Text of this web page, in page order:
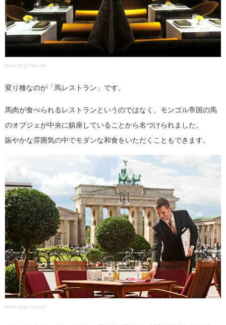
photo by jp.lhw.com
変り種なのが「馬レストラン」です。
馬肉が食べられるレストランというのではなく、モンゴル帝国の馬
のオブジェが中央に鎮座していることから名づけられました。
賑やかな雰囲気の中でモダンな和食をいただくこともできます。
photo by jp.lhw.com